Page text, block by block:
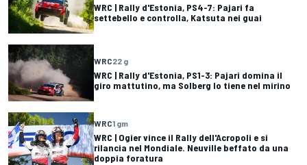
WRC | Rally d'Estonia, PS4-7: Pajari fa
settebello e controlla, Katsuta nei guai
WRC22 g
WRC | Rally d'Estonia, PS1-3: Pajari domina il
giro mattutino, ma Solberg lo tiene nel mirino
WRC1 gm
WRC | Ogier vince il Rally dell'Acropoli e si
rilancia nel Mondiale. Neuville beffato da una
doppia foratura